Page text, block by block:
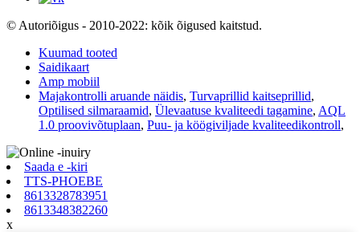
© Autoriõigus - 2010-2022: kõik õigused kaitstud.
Kuumad tooted
Saidikaart
Amp mobiil
Majakontrolli aruande näidis, Turvaprillid kaitseprillid,
Optilised silmaraamid, Ülevaatuse kvaliteedi tagamine, AQL
1.0 proovivõtuplaan, Puu- ja köögiviljade kvaliteedikontroll,
Saada e -kiri
TTS-PHOEBE
8613328783951
8613348382260
x